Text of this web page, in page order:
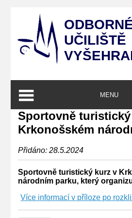
UČILIŠTĚ
MENU
Sportovně
Krkonošském
Přidáno: 28.5.2024
Sportovně turistický kurz v
národním parku, který
Více informací v příloze po